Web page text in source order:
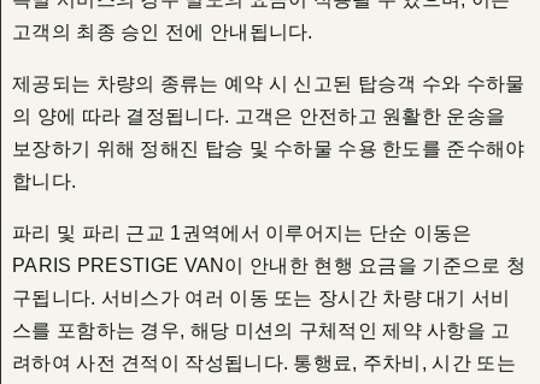
고객의 최종 승인 전에 안내됩니다.
제공되는 차량의 종류는 예약 시 신고된 탑승객 수와 수하물
의 양에 따라 결정됩니다. 고객은 안전하고 원활한 운송을
보장하기 위해 정해진 탑승 및 수하물 수용 한도를 준수해야
합니다.
파리 및 파리 근교 1권역에서 이루어지는 단순 이동은
PARIS PRESTIGE VAN이 안내한 현행 요금을 기준으로 청
구됩니다. 서비스가 여러 이동 또는 장시간 차량 대기 서비
스를 포함하는 경우, 해당 미션의 구체적인 제약 사항을 고
려하여 사전 견적이 작성됩니다. 통행료, 주차비, 시간 또는